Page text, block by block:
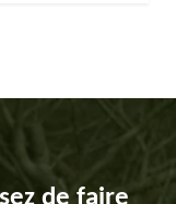
de faire